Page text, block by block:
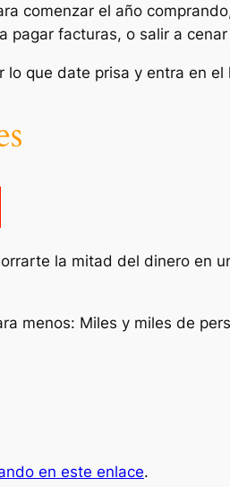
comenzar el año
facturas, o salir a
que date prisa y entra en
la mitad del dinero en
menos: Miles y miles de
en este enlace.